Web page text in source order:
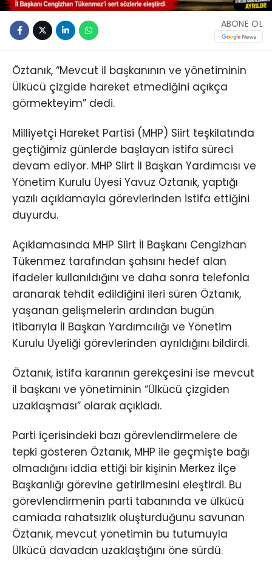
ABONE OL
Öztanık, “Mevcut il başkanının ve yönetiminin
Ülkücü çizgide hareket etmediğini açıkça
görmekteyim” dedi.
Milliyetçi Hareket Partisi (MHP) Siirt teşkilatında
geçtiğimiz günlerde başlayan istifa süreci
devam ediyor. MHP Siirt İl Başkan Yardımcısı ve
Yönetim Kurulu Üyesi Yavuz Öztanık, yaptığı
yazılı açıklamayla görevlerinden istifa ettiğini
duyurdu.
Açıklamasında MHP Siirt İl Başkanı Cengizhan
Tükenmez tarafından şahsını hedef alan
ifadeler kullanıldığını ve daha sonra telefonla
aranarak tehdit edildiğini ileri süren Öztanık,
yaşanan gelişmelerin ardından bugün
itibarıyla İl Başkan Yardımcılığı ve Yönetim
Kurulu Üyeliği görevlerinden ayrıldığını bildirdi.
Öztanık, istifa kararının gerekçesini ise mevcut
il başkanı ve yönetiminin “Ülkücü çizgiden
uzaklaşması” olarak açıkladı.
Parti içerisindeki bazı görevlendirmelere de
tepki gösteren Öztanık, MHP ile geçmişte bağı
olmadığını iddia ettiği bir kişinin Merkez İlçe
Başkanlığı görevine getirilmesini eleştirdi. Bu
görevlendirmenin parti tabanında ve ülkücü
camiada rahatsızlık oluşturduğunu savunan
Öztanık, mevcut yönetimin bu tutumuyla
Ülkücü davadan uzaklaştığını öne sürdü.